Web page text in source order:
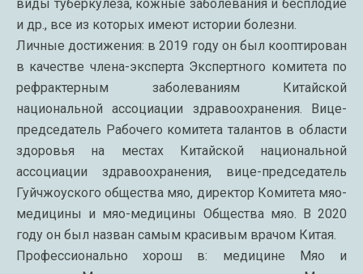
виды туберкулеза, кожные заболевания и бесплодие
и др., все из которых имеют истории болезни.
Личные достижения: в 2019 году он был кооптирован
в качестве члена-эксперта Экспертного комитета по
рефрактерным заболеваниям Китайской
национальной ассоциации здравоохранения. Вице-
председатель Рабочего комитета талантов в области
здоровья на местах Китайской национальной
ассоциации здравоохранения, вице-председатель
Гуйчжоуского общества мяо, директор Комитета мяо-
медицины и мяо-медицины Общества мяо. В 2020
году он был назван самым красивым врачом Китая.
Профессионально хорош в: медицине Мяо и